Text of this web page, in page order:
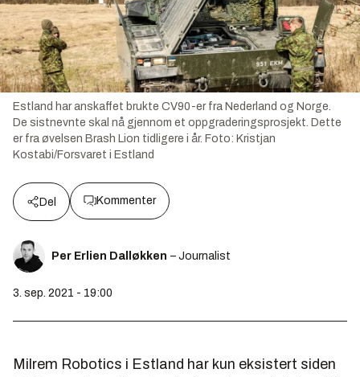
Estland har anskaffet brukte CV90-er fra Nederland og Norge.
De sistnevnte skal nå gjennom et oppgraderingsprosjekt. Dette
er fra øvelsen Brash Lion tidligere i år. Foto: Kristjan
Kostabi/Forsvaret i Estland
Del Kommenter
Per Erlien Dalløkken – Journalist
3. sep. 2021 - 19:00
Milrem Robotics i Estland har kun eksistert siden